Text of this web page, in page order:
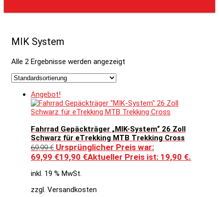
MIK System
Alle 2 Ergebnisse werden angezeigt
Angebot!
Fahrrad Gepäckträger „MIK-System“ 26 Zoll
Schwarz für eTrekking MTB Trekking Cross
69,99€ Ursprünglicher Preis war:
69,99 €19,90 €Aktueller Preis ist: 19,90 €.
inkl. 19 % MwSt.
zzgl. Versandkosten